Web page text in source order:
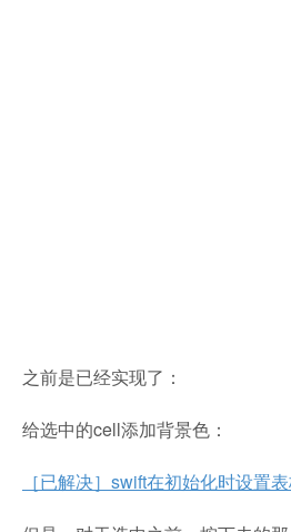
之前是已经实现了：
给选中的cell添加背景色：
［已解决］swift在初始化时设置